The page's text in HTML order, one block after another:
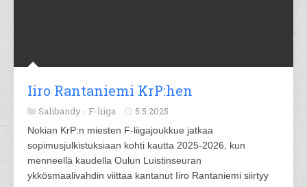
Iiro Rantaniemi KrP:hen
Salibandy - F-liiga 5.5.2025
Nokian KrP:n miesten F-liigajoukkue jatkaa
sopimusjulkistuksiaan kohti kautta 2025-2026, kun
menneellä kaudella Oulun Luistinseuran
ykkösmaalivahdin viittaa kantanut Iiro Rantaniemi siirtyy